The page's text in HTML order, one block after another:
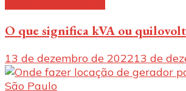
O que significa kVA ou
13 de dezembro de 202213 de